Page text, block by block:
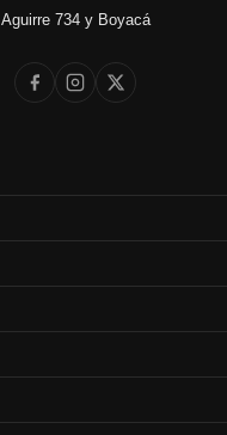
Aguirre 734 y Boyacá